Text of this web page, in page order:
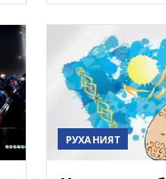
РУХАНИЯТ